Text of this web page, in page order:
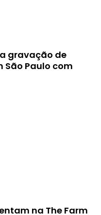
gravação de
São Paulo com
na The Farm